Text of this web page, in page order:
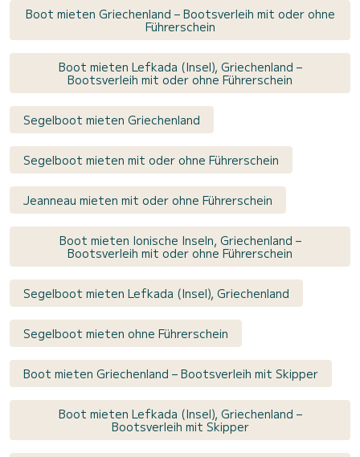
Boot mieten Griechenland – Bootsverleih mit oder ohne
Führerschein
Boot mieten Lefkada (Insel), Griechenland –
Bootsverleih mit oder ohne Führerschein
Segelboot mieten Griechenland
Segelboot mieten mit oder ohne Führerschein
Jeanneau mieten mit oder ohne Führerschein
Boot mieten Ionische Inseln, Griechenland –
Bootsverleih mit oder ohne Führerschein
Segelboot mieten Lefkada (Insel), Griechenland
Segelboot mieten ohne Führerschein
Boot mieten Griechenland – Bootsverleih mit Skipper
Boot mieten Lefkada (Insel), Griechenland –
Bootsverleih mit Skipper